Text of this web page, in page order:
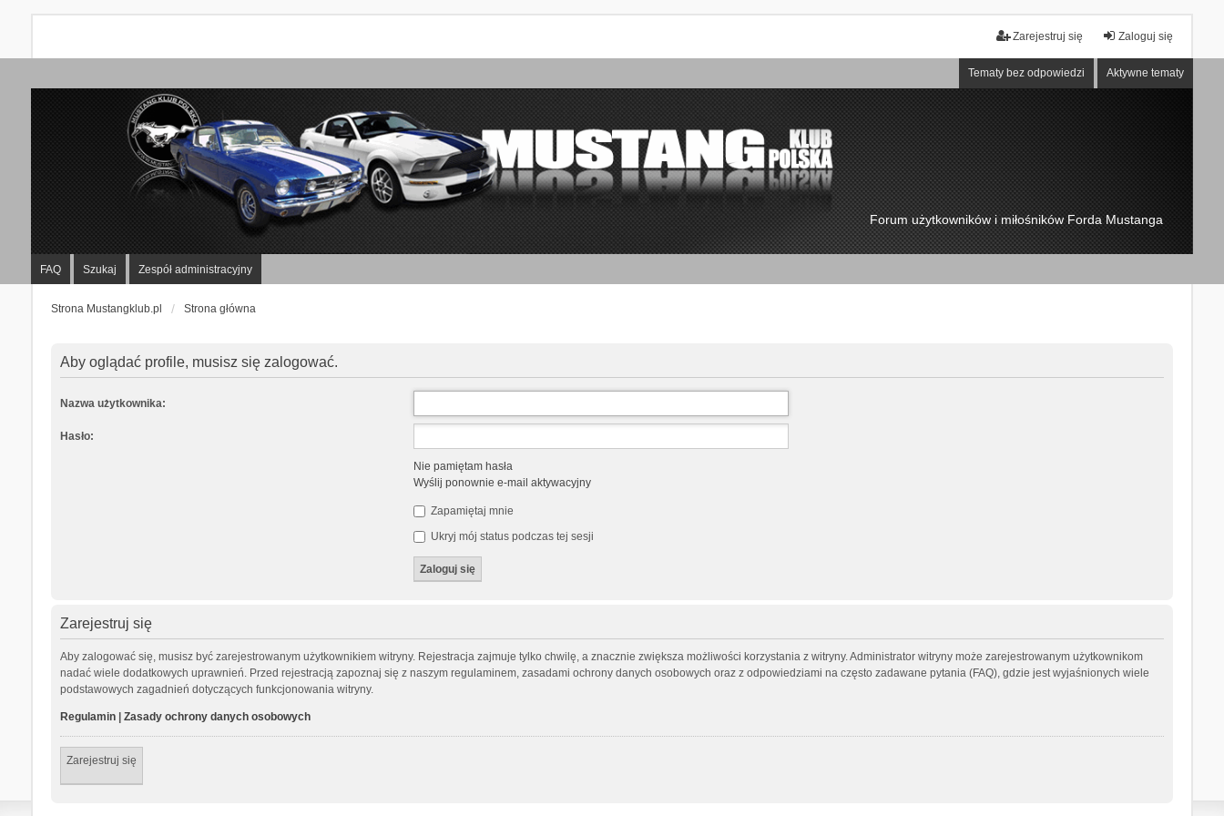
Zaloguj się
Zarejestruj się
Tematy bez odpowiedzi Aktywne tematy
Forum użytkowników i miłośników Forda Mustanga
FAQ Szukaj Zespół administracyjny
Strona Mustangklub.pl Strona główna
Aby oglądać profile, musisz się zalogować.
Nazwa użytkownika:
Hasło:
Nie pamiętam hasła
Wyślij ponownie e-mail aktywacyjny
Zapamiętaj mnie
Ukryj mój status podczas tej sesji
Zarejestruj się
Aby zalogować się, musisz być zarejestrowanym użytkownikiem witryny. Rejestracja zajmuje tylko chwilę, a znacznie zwiększa możliwości korzystania z witryny. Administrator witryny może zarejestrowanym użytkownikom
nadać wiele dodatkowych uprawnień. Przed rejestracją zapoznaj się z naszym regulaminem, zasadami ochrony danych osobowych oraz z odpowiedziami na często zadawane pytania (FAQ), gdzie jest wyjaśnionych wiele
podstawowych zagadnień dotyczących funkcjonowania witryny.
Regulamin| Zasady ochrony danych osobowych
Zarejestruj się